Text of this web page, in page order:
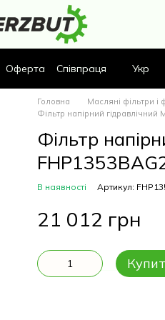
Оферта Співпраця Укр
Головна Масляні фільтри і
Фільтр напірний гідравлічний
Фільтр
В наявності Артикул:
21 012 грн